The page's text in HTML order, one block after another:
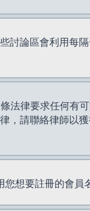
討論區會利用每
法律要求任何
，請聯絡律師以
想要註冊的會